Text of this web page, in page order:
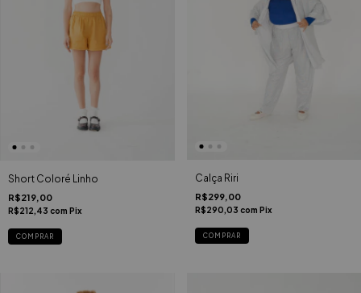
Short Coloré Linho
R$219,00
R$212,43 com Pix
COMPRAR
Calça Riri
R$299,00
R$290,03 com Pix
COMPRAR